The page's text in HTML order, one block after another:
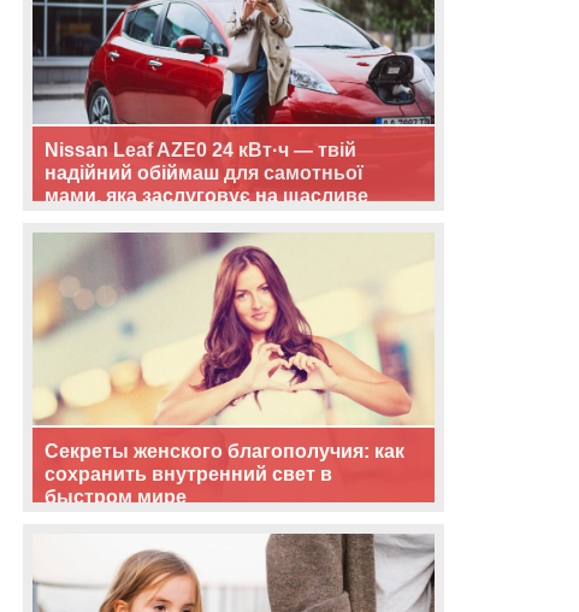
Nissan Leaf AZE0 24 кВт·ч — твій
надійний обіймаш для самотньої
мами, яка заслуговує на щасливе
Секреты женского благополучия: как
сохранить внутренний свет в
быстром мире